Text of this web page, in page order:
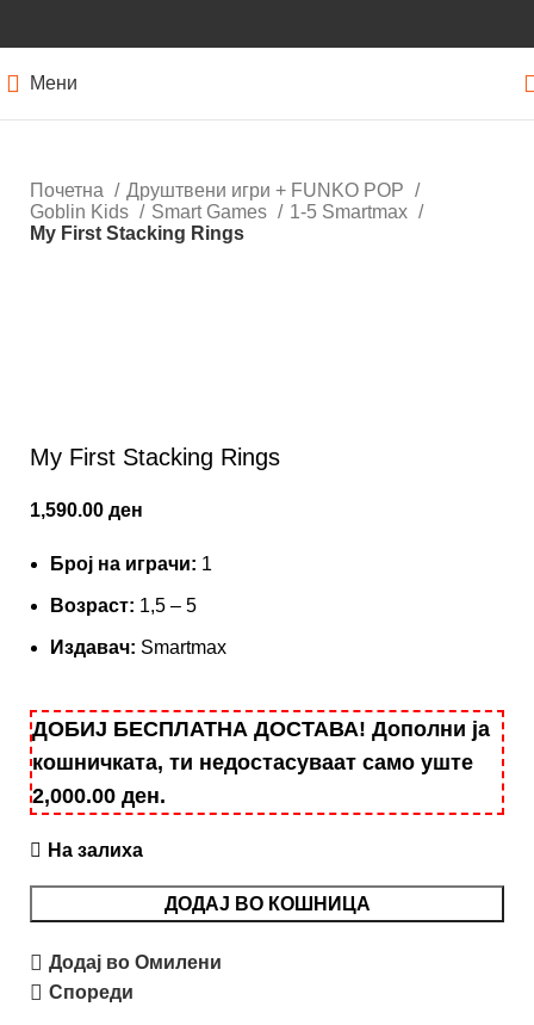
Мени
Почетна
Друштвени игри + FUNKO POP
Goblin Kids
Smart Games
1-5 Smartmax
My First Stacking Rings
My First Stacking Rings
1,590.00 ден
Број на играчи: 1
Вoзраст: 1,5 – 5
Издавач: Smartmax
ДОБИЈ БЕСПЛАТНА ДОСТАВА! Дополни ја
кошничката, ти недостасуваат само уште
2,000.00 ден.
На залиха
ДОДАЈ ВО КОШНИЦА
Додај во Омилени
Спореди